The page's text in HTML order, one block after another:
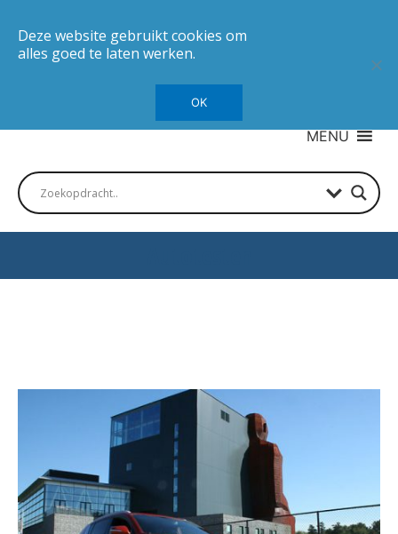
MENU
Deze website gebruikt cookies om
alles goed te laten werken.
OK